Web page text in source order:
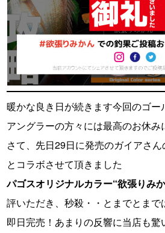
暖かな良き日が続きます今回のゴー
アングラーの方々には最高のお休み
さて、先日29日に発売のガイアさ
とコラボさせて頂きました
パゴスオリジナルカラー“欲張りみ
評いただき、秒殺・・とまでとま
即日完売！あまりの反響に当店も驚